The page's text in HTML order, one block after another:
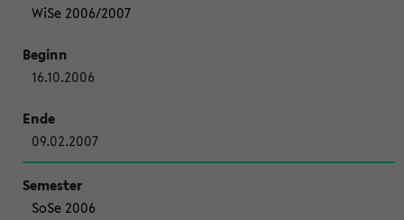
WiSe 2006/2007
16.10.2006
09.02.2007
SoSe 2006